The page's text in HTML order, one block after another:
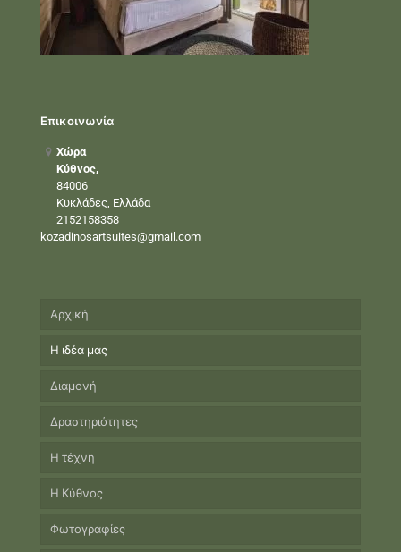
Επικοινωνία
Χώρα
Κύθνος,
84006
Κυκλάδες, Ελλάδα
2152158358
kozadinosartsuites@gmail.com
Αρχική
Η ιδέα μας
Διαμονή
Δραστηριότητες
Η τέχνη
Η Κύθνος
Φωτογραφίες